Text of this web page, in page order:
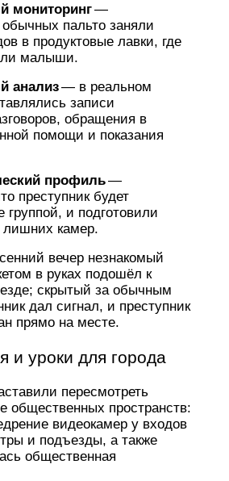
мониторинг—
пальто заняли
в продуктовые лавки, где
малыши.
анализ— в реальном
записи
обращения в
помощи и показания
профиль—
преступник будет
группой, и подготовили
лишних камер.
вечер незнакомый
в руках подошёл к
скрытый за обычным
дал сигнал, и преступник
прямо на месте.
и уроки для города
пересмотреть
общественных пространств:
видеокамер у входов
и подъезды, а также
общественная